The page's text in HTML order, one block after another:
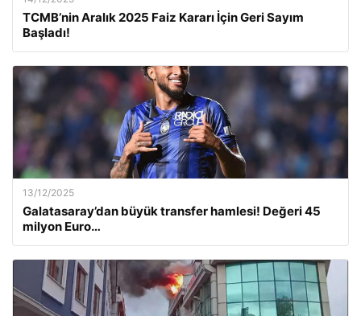
TCMB’nin Aralık 2025 Faiz Kararı İçin Geri Sayım
Başladı!
13/12/2025
Galatasaray’dan büyük transfer hamlesi! Değeri 45
milyon Euro…